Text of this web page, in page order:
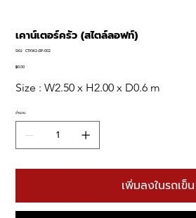
เคาน์เตอร์ครัว (สไตล์ลอฟท์)
SKU: SKU
CTKW2-DP-002
ราคา
฿0.00
Size : W2.50 x H2.00 x D0.6 m
จำนวน
เพิ่มลงในรถเข็น